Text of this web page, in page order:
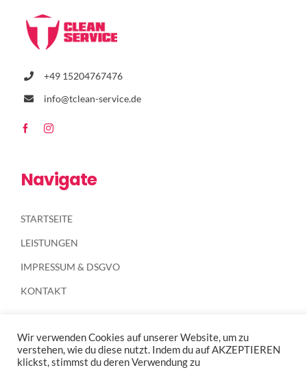
+49 15204767476
info@tclean-service.de
Navigate
STARTSEITE
LEISTUNGEN
IMPRESSUM & DSGVO
KONTAKT
© Copyright 2012 -2026 |T CLEAN SERIVCE
Wir verwenden Cookies auf unserer Website, um zu
verstehen, wie du diese nutzt. Indem du auf AKZEPTIEREN
klickst, stimmst du deren Verwendung zu